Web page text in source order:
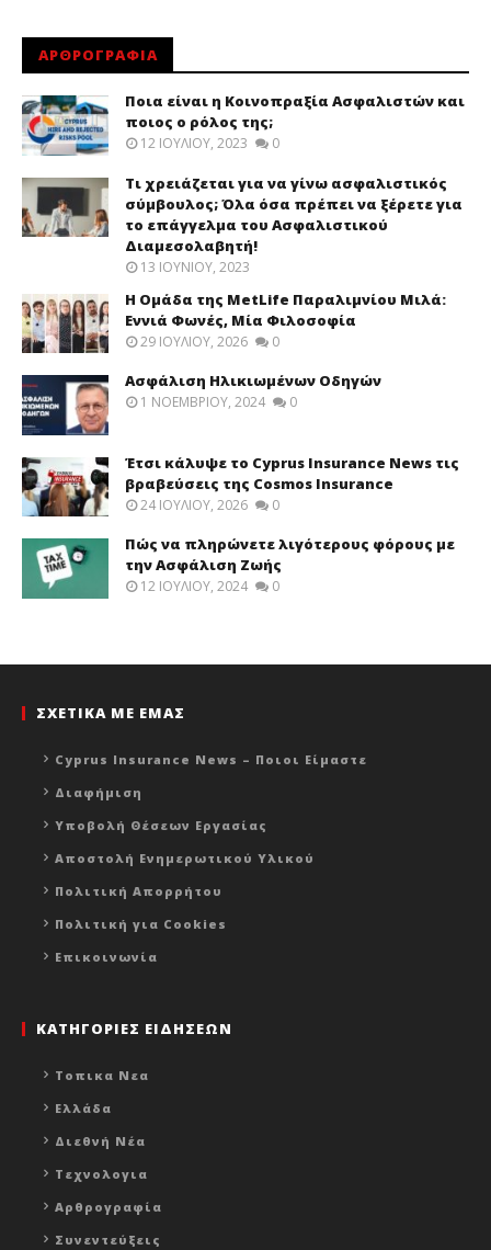
ΑΡΘΡΟΓΡΑΦΙΑ
Ποια είναι η Κοινοπραξία Ασφαλιστών και
ποιος ο ρόλος της;
12 ΙΟΥΛΊΟΥ, 2023 0
Τι χρειάζεται για να γίνω ασφαλιστικός
σύμβουλος; Όλα όσα πρέπει να ξέρετε για
το επάγγελμα του Ασφαλιστικού
Διαμεσολαβητή!
13 ΙΟΥΝΊΟΥ, 2023
Η Ομάδα της MetLife Παραλιμνίου Μιλά:
Εννιά Φωνές, Μία Φιλοσοφία
29 ΙΟΥΛΊΟΥ, 2026 0
Ασφάλιση Ηλικιωμένων Οδηγών
1 ΝΟΕΜΒΡΊΟΥ, 2024 0
Έτσι κάλυψε το Cyprus Insurance News τις
βραβεύσεις της Cosmos Insurance
24 ΙΟΥΛΊΟΥ, 2026 0
Πώς να πληρώνετε λιγότερους φόρους με
την Ασφάλιση Ζωής
12 ΙΟΥΛΊΟΥ, 2024 0
ΣΧΕΤΙΚΑ ΜΕ ΕΜΑΣ
Cyprus Insurance News – Ποιοι Είμαστε
Διαφήμιση
Υποβολή Θέσεων Εργασίας
Αποστολή Ενημερωτικού Υλικού
Πολιτική Απορρήτου
Πολιτική για Cookies
Επικοινωνία
ΚΑΤΗΓΟΡΙΕΣ ΕΙΔΗΣΕΩΝ
Τοπικα Νεα
Ελλάδα
Διεθνή Νέα
Τεχνολογια
Αρθρογραφία
Συνεντεύξεις